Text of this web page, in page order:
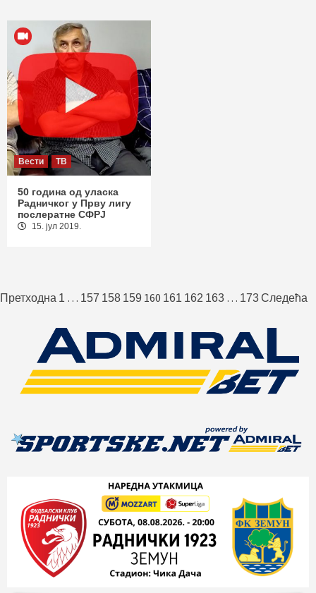
Вести ТВ
50 година од уласка
Радничког у Прву лигу
послератне СФРЈ
15. јул 2019.
Пагинација
чланака
Претходна 1 … 157 158 159 160 161 162 163 … 173Следећа